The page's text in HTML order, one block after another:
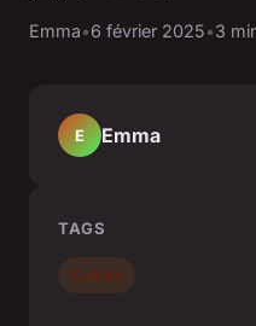
Emma•6 février 2025•3
E Emma
TAGS
Culture